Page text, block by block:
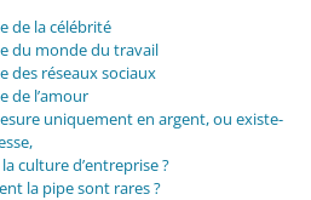
de la célébrité
du monde du travail
des réseaux sociaux
de l’amour
uniquement en argent, ou existe-
culture d’entreprise ?
la pipe sont rares ?